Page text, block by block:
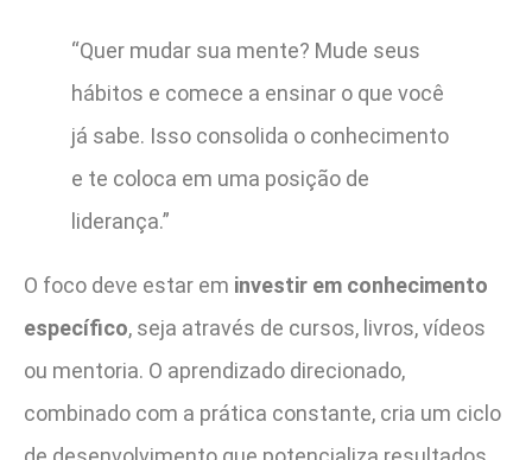
“Quer mudar sua mente? Mude seus
hábitos e comece a ensinar o que você
já sabe. Isso consolida o conhecimento
e te coloca em uma posição de
liderança.”
O foco deve estar em investir em conhecimento
específico, seja através de cursos, livros, vídeos
ou mentoria. O aprendizado direcionado,
combinado com a prática constante, cria um ciclo